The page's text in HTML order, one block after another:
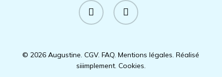
facebook instagram
© 2026 Augustine.CGV.FAQ.Mentions légales.Réalisé
siiimplement. Cookies.